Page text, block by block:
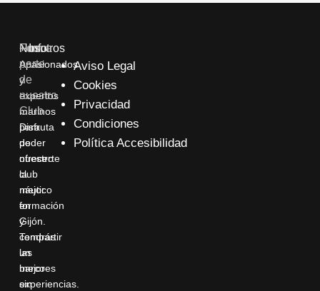
Nosotros
Apasionados
y
expertos
marinos
para
poder
ofrecerte
la
mejor
formación
y
compartir
las
mejores
experiencias.
+ Info
Aviso Legal
Cookies
Privacidad
Condiciones
Política Accesibilidad
Forma
parte
de
nuestro
Club
Disfruta
de
nuestro
club
náutico
en
Gijón.
Tendrás
un
barco
sin